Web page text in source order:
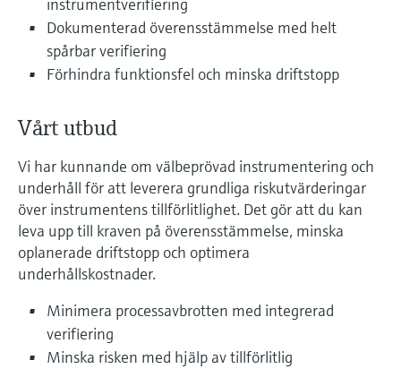
Device Viewer
Hitta produktspecifik information och
dokumentation
Hitta reservdelar efter produktrot, orderkod
eller serienummer
Handla allt
Microwave transmission
measurement
Memosens technology
Handla allt
instrumentverifiering
Dokumenterad överensstämmelse med helt
spårbar verifiering
Förhindra funktionsfel och minska driftstopp
Vårt utbud
Vi har kunnande om välbeprövad instrumentering och
underhåll för att leverera grundliga riskutvärderingar
över instrumentens tillförlitlighet. Det gör att du kan
leva upp till kraven på överensstämmelse, minska
oplanerade driftstopp och optimera
underhållskostnader.
Minimera processavbrotten med integrerad
verifiering
Minska risken med hjälp av tillförlitlig